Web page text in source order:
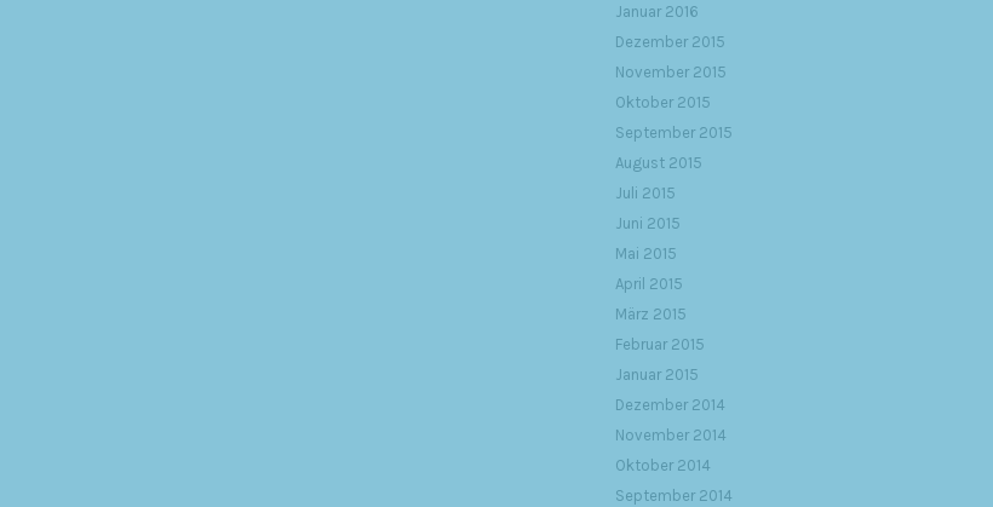
Januar 2016
Dezember 2015
November 2015
Oktober 2015
September 2015
August 2015
Juli 2015
Juni 2015
Mai 2015
April 2015
März 2015
Februar 2015
Januar 2015
Dezember 2014
November 2014
Oktober 2014
September 2014